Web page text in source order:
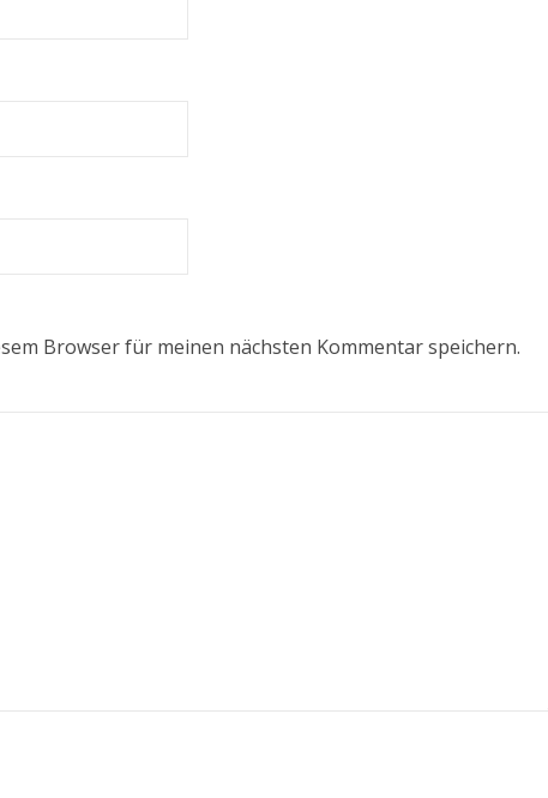
Browser für meinen nächsten Kommentar speichern.